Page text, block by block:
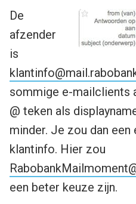
De
afzender
is
sommige e-mailclients
@ teken als
minder. Je zou dan een
klantinfo. Hier zou
een beter keuze zijn.